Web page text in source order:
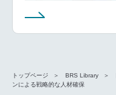
トップページ BRS Library
ンによる戦略的な人材確保